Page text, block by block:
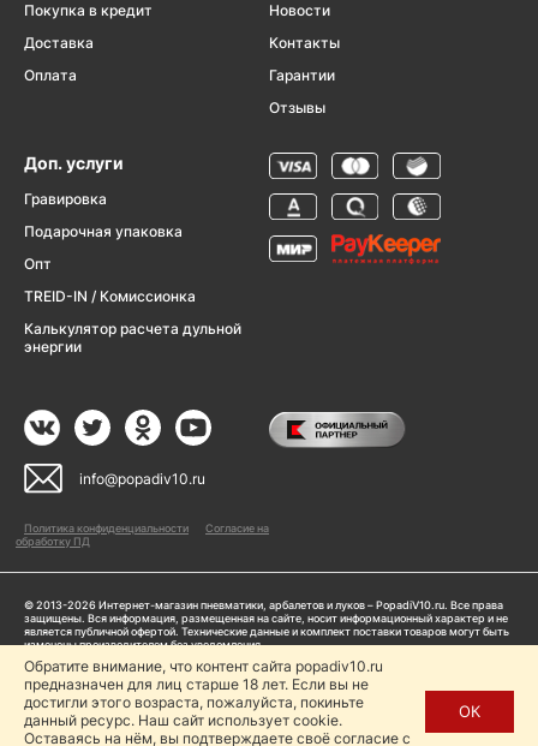
Покупка в кредит
Доставка
Оплата
Новости
Контакты
Гарантии
Отзывы
Доп. услуги
Гравировка
Подарочная упаковка
Опт
TREID-IN / Комиссионка
Калькулятор расчета дульной
энергии
info@popadiv10.ru
Политика конфиденциальности
Согласие на
обработку ПД
© 2013-2026 Интернет-магазин пневматики, арбалетов и луков – PopadiV10.ru. Все права
защищены. Вся информация, размещенная на сайте, носит информационный характер и не
является публичной офертой. Технические данные и комплект поставки товаров могут быть
изменены производителем без уведомления
ИП Жарук Александр Сергеевич, ОГРНИП: 314504704200042
Пользуясь сайтом Popadiv10.ru, пользователь автоматически соглашается с условиями,
прописанными в
Политике конфиденциальности
Копирование любой информации (тексты, фото, видео и др.) с сайта Popadiv10 запрещено,
за исключением наличия письменного согласия администрации сайта Popadiv10.
Обратите внимание, что контент сайта popadiv10.ru
предназначен для лиц старше 18 лет. Если вы не
достигли этого возраста, пожалуйста, покиньте
данный ресурс. Наш сайт использует cookie.
Оставаясь на нём, вы подтверждаете своё согласие с
ОК